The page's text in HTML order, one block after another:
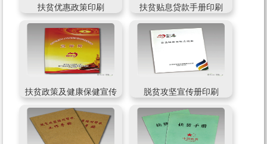
扶贫优惠政策印刷 扶贫贴息贷款手册印刷
扶贫政策及健康保健宣传
册印刷
脱贫攻坚宣传册印刷